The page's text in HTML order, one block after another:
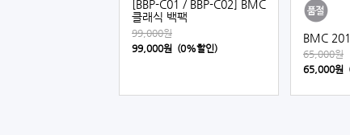
[BBP-C01 / BBP-C02] BMC
클래식 백팩
99,000원
99,000원 (0%할인)
BMC
65,000원
65,000원